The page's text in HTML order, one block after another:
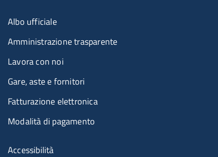
Albo ufficiale
Amministrazione trasparente
Lavora con noi
Gare, aste e fornitori
Fatturazione elettronica
Modalità di pagamento
Accessibilità